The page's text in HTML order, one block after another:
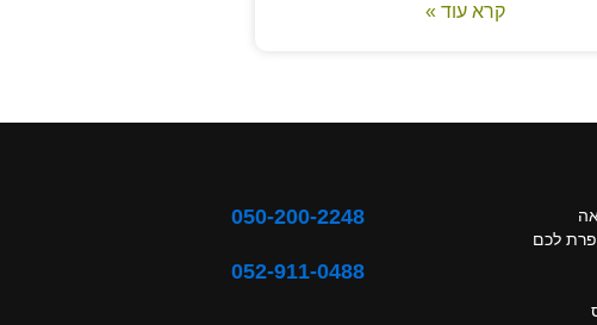
קרא עוד »
לכם
⁦050-200-2248⁩
052-911-0488